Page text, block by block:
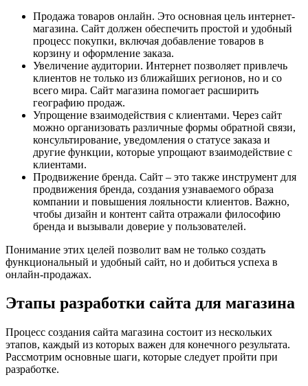
Продажа товаров онлайн. Это основная цель интернет-
магазина. Сайт должен обеспечить простой и удобный
процесс покупки, включая добавление товаров в
корзину и оформление заказа.
Увеличение аудитории. Интернет позволяет привлечь
клиентов не только из ближайших регионов, но и со
всего мира. Сайт магазина помогает расширить
географию продаж.
Упрощение взаимодействия с клиентами. Через сайт
можно организовать различные формы обратной связи,
консультирование, уведомления о статусе заказа и
другие функции, которые упрощают взаимодействие с
клиентами.
Продвижение бренда. Сайт – это также инструмент для
продвижения бренда, создания узнаваемого образа
компании и повышения лояльности клиентов. Важно,
чтобы дизайн и контент сайта отражали философию
бренда и вызывали доверие у пользователей.
Понимание этих целей позволит вам не только создать
функциональный и удобный сайт, но и добиться успеха в
онлайн-продажах.
Этапы разработки сайта для магазина
Процесс создания сайта магазина состоит из нескольких
этапов, каждый из которых важен для конечного результата.
Рассмотрим основные шаги, которые следует пройти при
разработке.